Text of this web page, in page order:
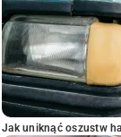
Jak uniknąć oszustw